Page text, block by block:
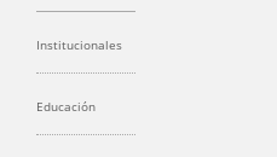
Institucionales
Educación